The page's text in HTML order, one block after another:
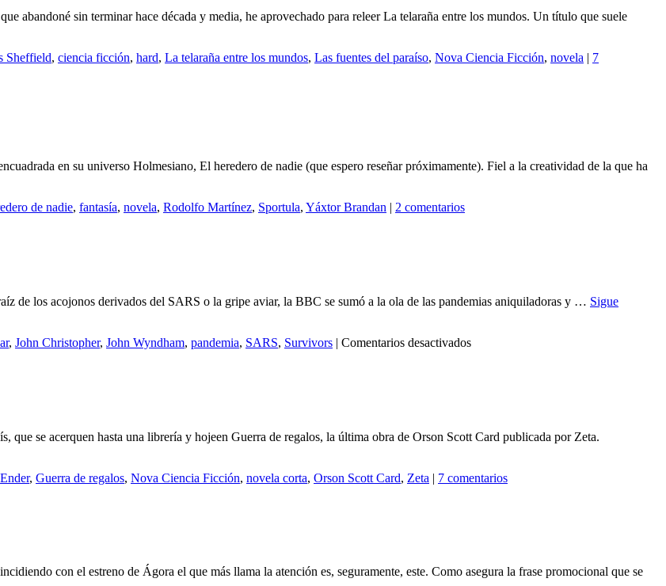
abandoné sin terminar hace década y media, he aprovechado para releer La telaraña entre los mundos. Un título que suele
Sheffield, ciencia ficción, hard, La telaraña entre los mundos, Las fuentes del paraíso, Nova Ciencia Ficción, novela | 7
en su universo Holmesiano, El heredero de nadie (que espero reseñar próximamente). Fiel a la creatividad de la que ha
de nadie, fantasía, novela, Rodolfo Martínez, Sportula, Yáxtor Brandan | 2 comentarios
de los acojonos derivados del SARS o la gripe aviar, la BBC se sumó a la ola de las pandemias aniquiladoras y … Sigue
, John Christopher, John Wyndham, pandemia, SARS, Survivors | Comentarios desactivadosen
que se acerquen hasta una librería y hojeen Guerra de regalos, la última obra de Orson Scott Card publicada por Zeta.
Ender, Guerra de regalos, Nova Ciencia Ficción, novela corta, Orson Scott Card, Zeta | 7 comentarios
con el estreno de Ágora el que más llama la atención es, seguramente, este. Como asegura la frase promocional que se